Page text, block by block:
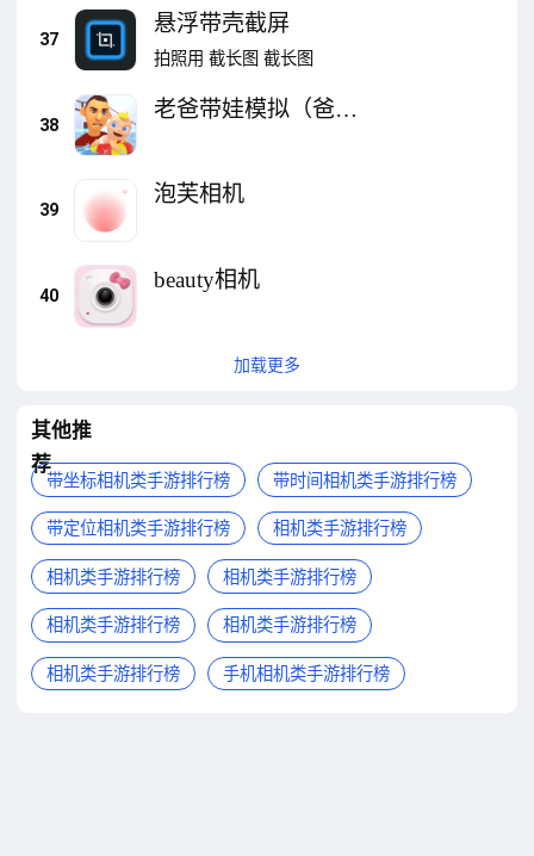
37
悬浮带壳截屏
拍照用 截长图 截长图
38
老爸带娃模拟（爸爸
39
泡芙相机
40
beauty相机
加载更多
其他推
荐
带坐标相机类手游排行榜 带时间相机类手游排行榜
带定位相机类手游排行榜 相机类手游排行榜
相机类手游排行榜 相机类手游排行榜
相机类手游排行榜 相机类手游排行榜
相机类手游排行榜 手机相机类手游排行榜